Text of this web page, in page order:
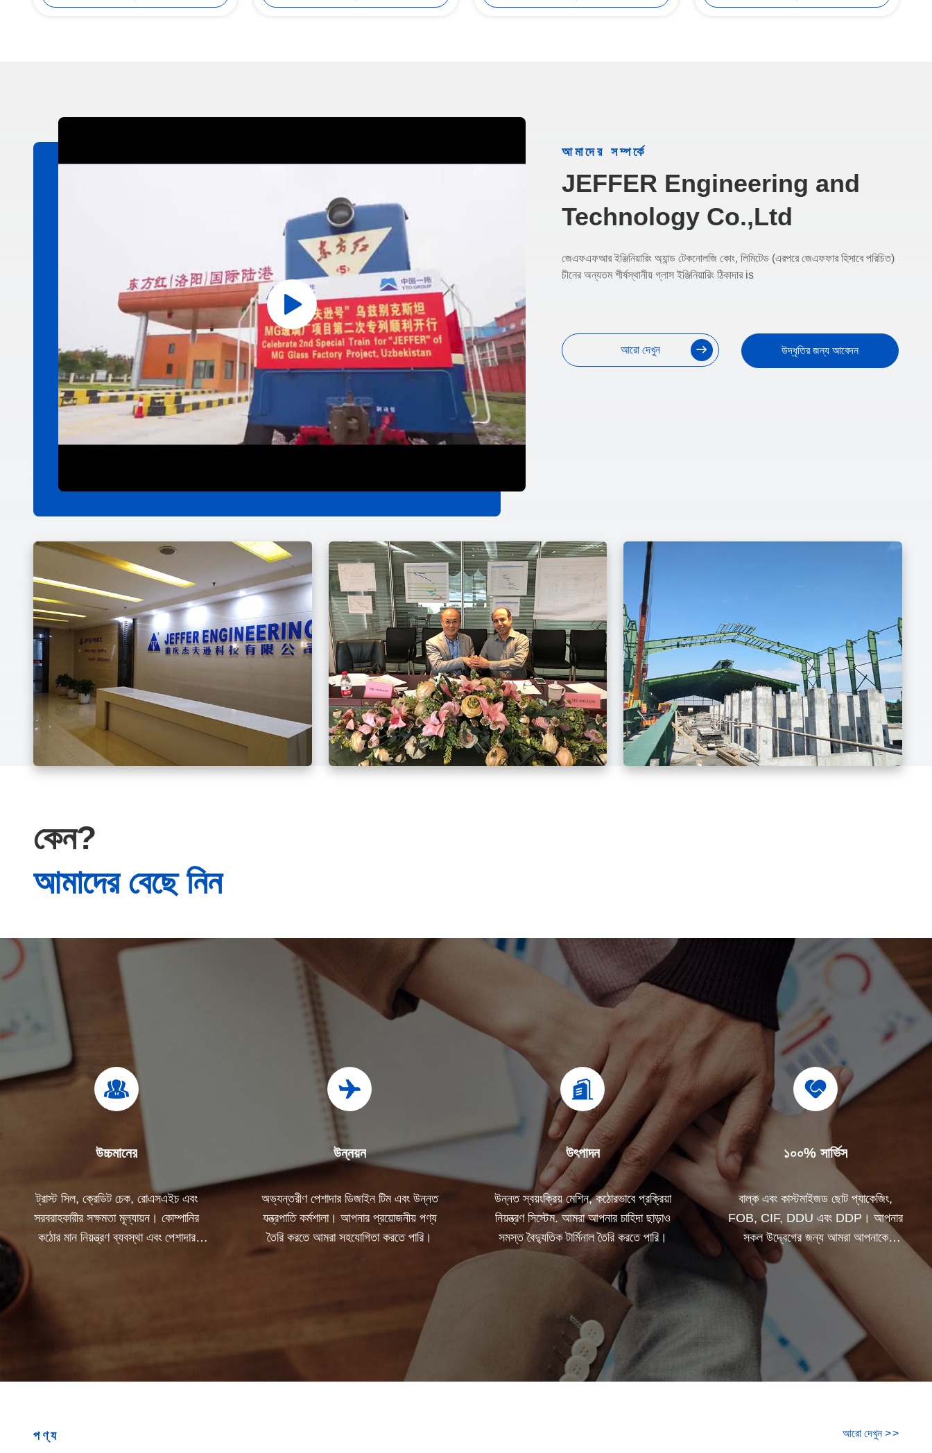
আমাদের সম্পর্কে
JEFFER Engineering and
Technology Co.,Ltd
জেএফএফআর ইঞ্জিনিয়ারিং অ্যান্ড টেকনোলজি কোং, লিমিটেড (এরপরে জেএফফার হিসাবে পরিচিত)
চীনের অন্যতম শীর্ষস্থানীয় গ্লাস ইঞ্জিনিয়ারিং ঠিকাদার is
আরো দেখুন উদ্ধৃতির জন্য আবেদন
কেন?
আমাদের বেছে নিন
উচ্চমানের
ট্রাস্ট সিল, ক্রেডিট চেক, রোএসএইচ এবং
সরবরাহকারীর সক্ষমতা মূল্যায়ন। কোম্পানির
কঠোর মান নিয়ন্ত্রণ ব্যবস্থা এবং পেশাদার
উন্নয়ন
অভ্যন্তরীণ পেশাদার ডিজাইন টিম এবং উন্নত
যন্ত্রপাতি কর্মশালা। আপনার প্রয়োজনীয় পণ্য
তৈরি করতে আমরা সহযোগিতা করতে পারি।
উৎপাদন
উন্নত স্বয়ংক্রিয় মেশিন, কঠোরভাবে প্রক্রিয়া
নিয়ন্ত্রণ সিস্টেম. আমরা আপনার চাহিদা ছাড়াও
সমস্ত বৈদ্যুতিক টার্মিনাল তৈরি করতে পারি।
১০০% সার্ভিস
বাল্ক এবং কাস্টমাইজড ছোট প্যাকেজিং,
FOB, CIF, DDU এবং DDP। আপনার
সকল উদ্বেগের জন্য আমরা আপনাকে
সর্বোত্তম সমাধান খুঁজে পেতে সাহায্য করব।
পণ্য আরো দেখুন>>